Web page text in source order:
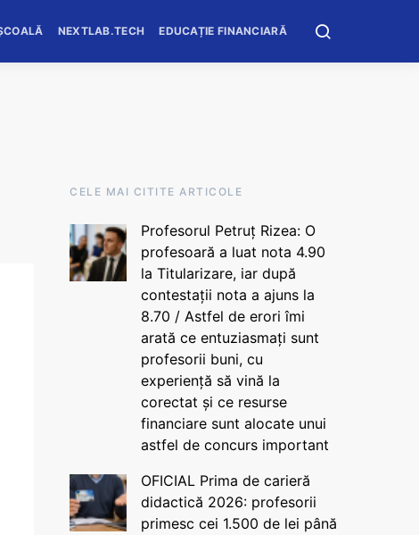
NEXTLAB.TECH EDUCAȚIE FINANCIARĂ
CELE MAI CITITE ARTICOLE
Profesorul Petruț Rizea: O
profesoară a luat nota 4.90
la Titularizare, iar după
contestații nota a ajuns la
8.70 / Astfel de erori îmi
arată ce entuziasmați sunt
profesorii buni, cu
experiență să vină la
corectat și ce resurse
financiare sunt alocate unui
astfel de concurs important
OFICIAL Prima de carieră
didactică 2026: profesorii
primesc cei 1.500 de lei până